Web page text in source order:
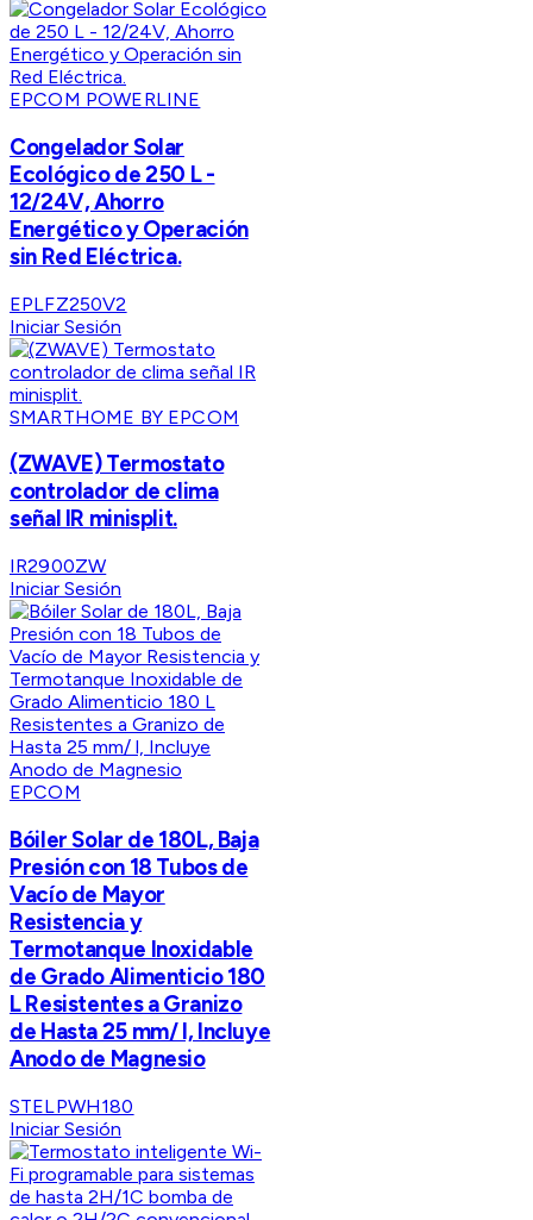
EPCOM POWERLINE
Congelador Solar
Ecológico de 250 L -
12/24V, Ahorro
Energético y Operación
sin Red Eléctrica.
EPLFZ250V2
Iniciar Sesión
SMARTHOME BY EPCOM
(ZWAVE) Termostato
controlador de clima
señal IR minisplit.
IR2900ZW
Iniciar Sesión
EPCOM
Bóiler Solar de 180L, Baja
Presión con 18 Tubos de
Vacío de Mayor
Resistencia y
Termotanque Inoxidable
de Grado Alimenticio 180
L Resistentes a Granizo
de Hasta 25 mm/ l, Incluye
Anodo de Magnesio
STELPWH180
Iniciar Sesión